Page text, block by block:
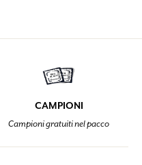
CAMPIONI
Campioni gratuiti nel pacco